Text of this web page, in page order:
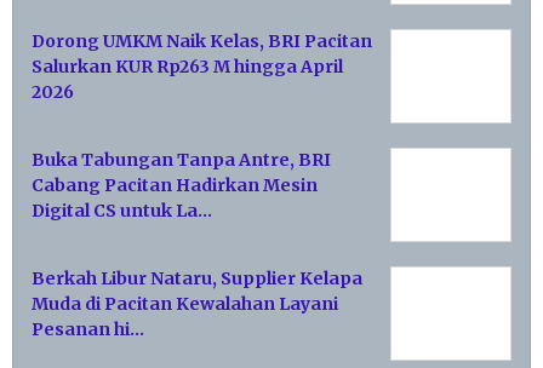
Dorong UMKM Naik Kelas, BRI Pacitan
Salurkan KUR Rp263 M hingga April
2026
Buka Tabungan Tanpa Antre, BRI
Cabang Pacitan Hadirkan Mesin
Digital CS untuk La…
Berkah Libur Nataru, Supplier Kelapa
Muda di Pacitan Kewalahan Layani
Pesanan hi…